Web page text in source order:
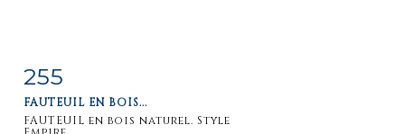
Item detail
255
FAUTEUIL EN BOIS...
FAUTEUIL en bois naturel. Style